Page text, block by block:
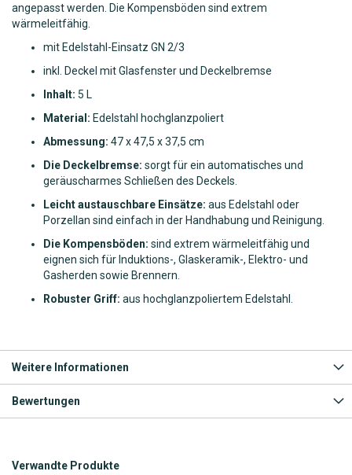
angepasst werden. Die Kompensböden sind extrem
wärmeleitfähig.
mit Edelstahl-Einsatz GN 2/3
inkl. Deckel mit Glasfenster und Deckelbremse
Inhalt: 5 L
Material: Edelstahl hochglanzpoliert
Abmessung: 47 x 47,5 x 37,5 cm
Die Deckelbremse: sorgt für ein automatisches und
geräuscharmes Schließen des Deckels.
Leicht austauschbare Einsätze: aus Edelstahl oder
Porzellan sind einfach in der Handhabung und Reinigung.
Die Kompensböden: sind extrem wärmeleitfähig und
eignen sich für Induktions-, Glaskeramik-, Elektro- und
Gasherden sowie Brennern.
Robuster Griff: aus hochglanzpoliertem Edelstahl.
Weitere Informationen
Bewertungen
Verwandte Produkte